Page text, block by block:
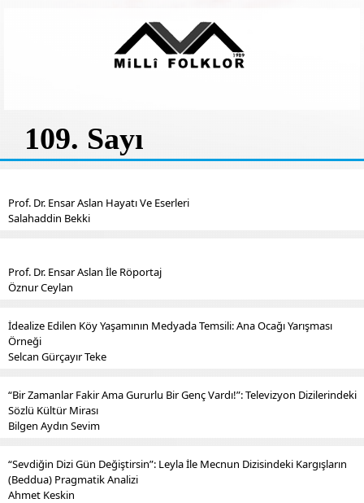
109. Sayı
Prof. Dr. Ensar Aslan Hayatı Ve Eserleri
Salahaddin Bekki
Prof. Dr. Ensar Aslan İle Röportaj
Öznur Ceylan
İdealize Edilen Köy Yaşamının Medyada Temsili: Ana Ocağı Yarışması
Örneği
Selcan Gürçayır Teke
“Bir Zamanlar Fakir Ama Gururlu Bir Genç Vardı!”: Televizyon Dizilerindeki
Sözlü Kültür Mirası
Bilgen Aydın Sevim
“Sevdiğin Dizi Gün Değiştirsin”: Leyla İle Mecnun Dizisindeki Kargışların
(Beddua) Pragmatik Analizi
Ahmet Keskin